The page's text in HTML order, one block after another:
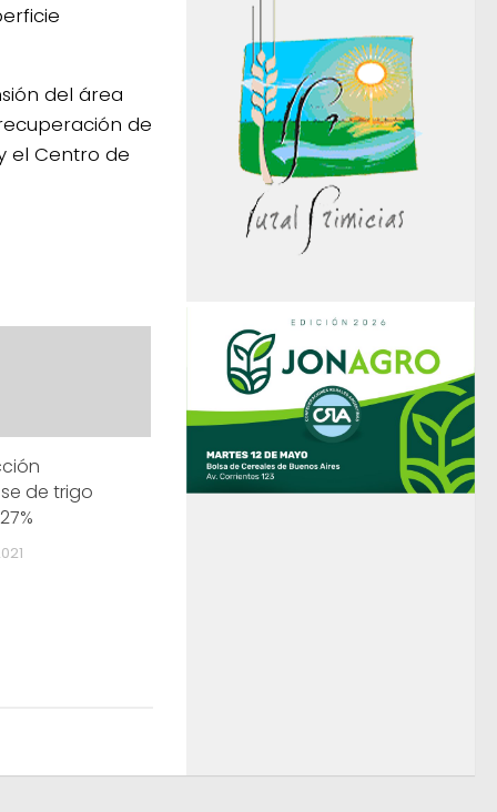
del área
de
el Centro de
de trigo